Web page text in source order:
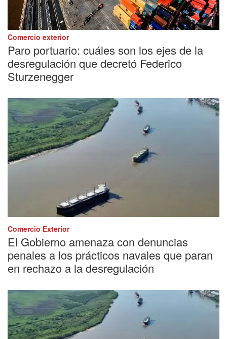
Comercio exterior
Paro portuario: cuáles son los ejes de la
desregulación que decretó Federico
Sturzenegger
Comercio Exterior
El Gobierno amenaza con denuncias
penales a los prácticos navales que paran
en rechazo a la desregulación